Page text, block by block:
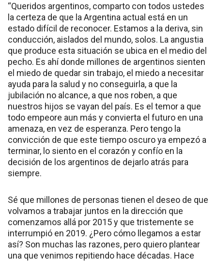
“Queridos argentinos, comparto con todos ustedes
la certeza de que la Argentina actual está en un
estado difícil de reconocer. Estamos a la deriva, sin
conducción, aislados del mundo, solos. La angustia
que produce esta situación se ubica en el medio del
pecho. Es ahí donde millones de argentinos sienten
el miedo de quedar sin trabajo, el miedo a necesitar
ayuda para la salud y no conseguirla, a que la
jubilación no alcance, a que nos roben, a que
nuestros hijos se vayan del país. Es el temor a que
todo empeore aun más y convierta el futuro en una
amenaza, en vez de esperanza. Pero tengo la
convicción de que este tiempo oscuro ya empezó a
terminar, lo siento en el corazón y confío en la
decisión de los argentinos de dejarlo atrás para
siempre.
Sé que millones de personas tienen el deseo de que
volvamos a trabajar juntos en la dirección que
comenzamos allá por 2015 y que tristemente se
interrumpió en 2019. ¿Pero cómo llegamos a estar
así? Son muchas las razones, pero quiero plantear
una que venimos repitiendo hace décadas. Hace